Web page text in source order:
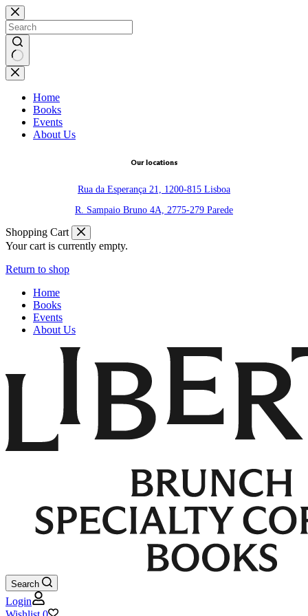
Skip
to
content
No
results
Home
Books
Events
About Us
Our locations
Rua da Esperança 21, 1200-815 Lisboa
R. Sampaio Bruno 4A, 2775-279 Parede
Shopping Cart
Your cart is currently empty.
Return to shop
Home
Books
Events
About Us
Search
Login